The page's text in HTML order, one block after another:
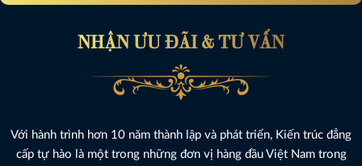
NHẬN ƯU ĐÃI & TƯ VẤN
Với hành trình hơn 10 năm thành lập và phát triển, Kiến trúc đẳng
cấp tự hào là một trong những đơn vị hàng đầu Việt Nam trong